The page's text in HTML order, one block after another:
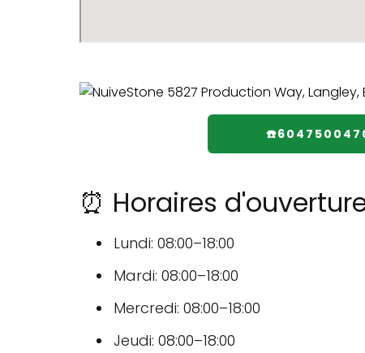
⏰ Horaires
Lundi: 08:00–18:00
Mardi: 08:00–18:00
Mercredi: 08:00–18:00
Jeudi: 08:00–18:00